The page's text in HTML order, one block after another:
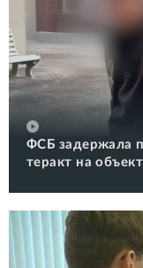
ФСБ задержала
теракт на